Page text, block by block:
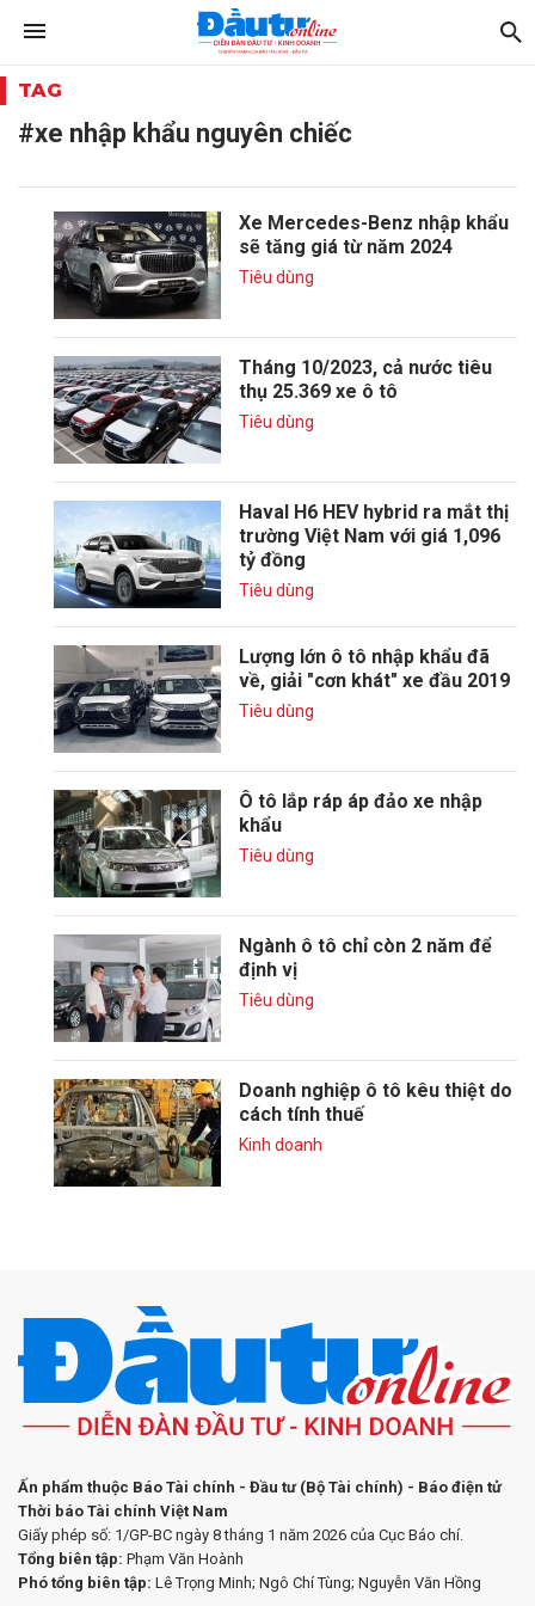
TAG
#xe nhập khẩu nguyên chiếc
Xe Mercedes-Benz nhập khẩu
sẽ tăng giá từ năm 2024
Tiêu dùng
Tháng 10/2023, cả nước tiêu
thụ 25.369 xe ô tô
Tiêu dùng
Haval H6 HEV hybrid ra mắt thị
trường Việt Nam với giá 1,096
tỷ đồng
Tiêu dùng
Lượng lớn ô tô nhập khẩu đã
về, giải "cơn khát" xe đầu 2019
Tiêu dùng
Ô tô lắp ráp áp đảo xe nhập
khẩu
Tiêu dùng
Ngành ô tô chỉ còn 2 năm để
định vị
Tiêu dùng
Doanh nghiệp ô tô kêu thiệt do
cách tính thuế
Kinh doanh
Ấn phẩm thuộc Báo Tài chính - Đầu tư (Bộ Tài chính) - Báo điện tử
Thời báo Tài chính Việt Nam
Giấy phép số: 1/GP-BC ngày 8 tháng 1 năm 2026 của Cục Báo chí.
Tổng biên tập: Phạm Văn Hoành
Phó tổng biên tập: Lê Trọng Minh; Ngô Chí Tùng; Nguyễn Văn Hồng